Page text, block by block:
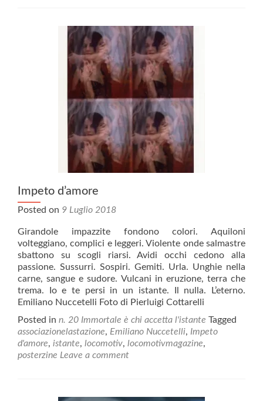
Impeto d’amore
Posted on 9 Luglio 2018
Girandole impazzite fondono colori. Aquiloni
volteggiano, complici e leggeri. Violente onde salmastre
sbattono su scogli riarsi. Avidi occhi cedono alla
passione. Sussurri. Sospiri. Gemiti. Urla. Unghie nella
carne, sangue e sudore. Vulcani in eruzione, terra che
trema. Io e te persi in un istante. Il nulla. L’eterno.
Emiliano Nuccetelli Foto di Pierluigi Cottarelli
Posted in n. 20 Immortale è chi accetta l'istante Tagged
associazionelastazione, Emiliano Nuccetelli, Impeto
d'amore, istante, locomotiv, locomotivmagazine,
posterzine Leave a comment